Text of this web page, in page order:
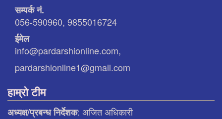
सम्पर्क नं.
056-590960, 9855016724
ईमेल
info@pardarshionline.com,
pardarshionline1@gmail.com
हाम्रो टीम
अध्यक्ष/प्रबन्ध निर्देशक: अजित अधिकारी